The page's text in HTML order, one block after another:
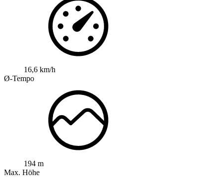
16,6 km/h
Ø-Tempo
194 m
Max. Höhe